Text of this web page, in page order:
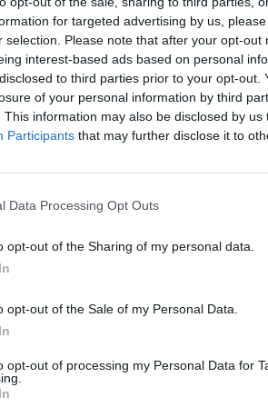
for targeted advertising by us,
selection. Please note that after your opt-out
interest-based ads based on personal
to third parties prior to your opt-out.
of your personal information by third
This information may also be disclosed by
Participants that may further disclose it to
Data Processing Opt Outs
opt-out of the Sharing of my personal data.
opt-out of the Sale of my Personal Data.
opt-out of processing my Personal Data for
σύντροφο
ευτυχία και αγάπη
ιστορίας βρήκε την